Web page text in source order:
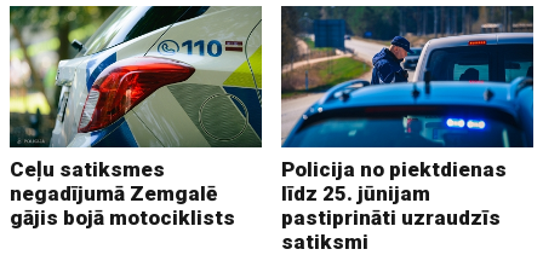
Ceļu satiksmes
negadījumā Zemgalē
gājis bojā motociklists
Policija no piektdienas
līdz 25. jūnijam
pastiprināti uzraudzīs
satiksmi